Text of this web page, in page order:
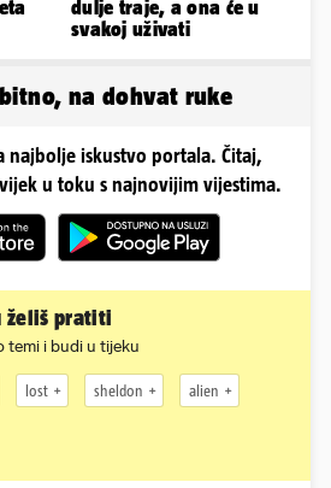
dulje traje, a ona će u
svakoj uživati
na dohvat ruke
najbolje iskustvo portala. Čitaj,
u toku s najnovijim vijestima.
želiš pratiti
temi i budi u tijeku
lost sheldon alien